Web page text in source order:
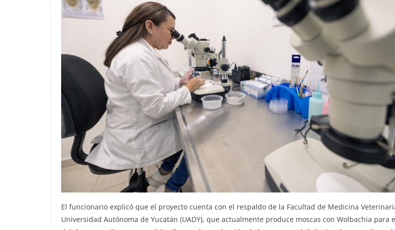
El funcionario explicó que el proyecto cuenta con el respaldo de la Facultad de Medicina
Universidad Autónoma de Yucatán (UADY), que actualmente produce moscas con Wolbachia para